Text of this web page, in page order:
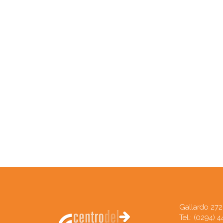
Gallardo
Tel.: (0294)